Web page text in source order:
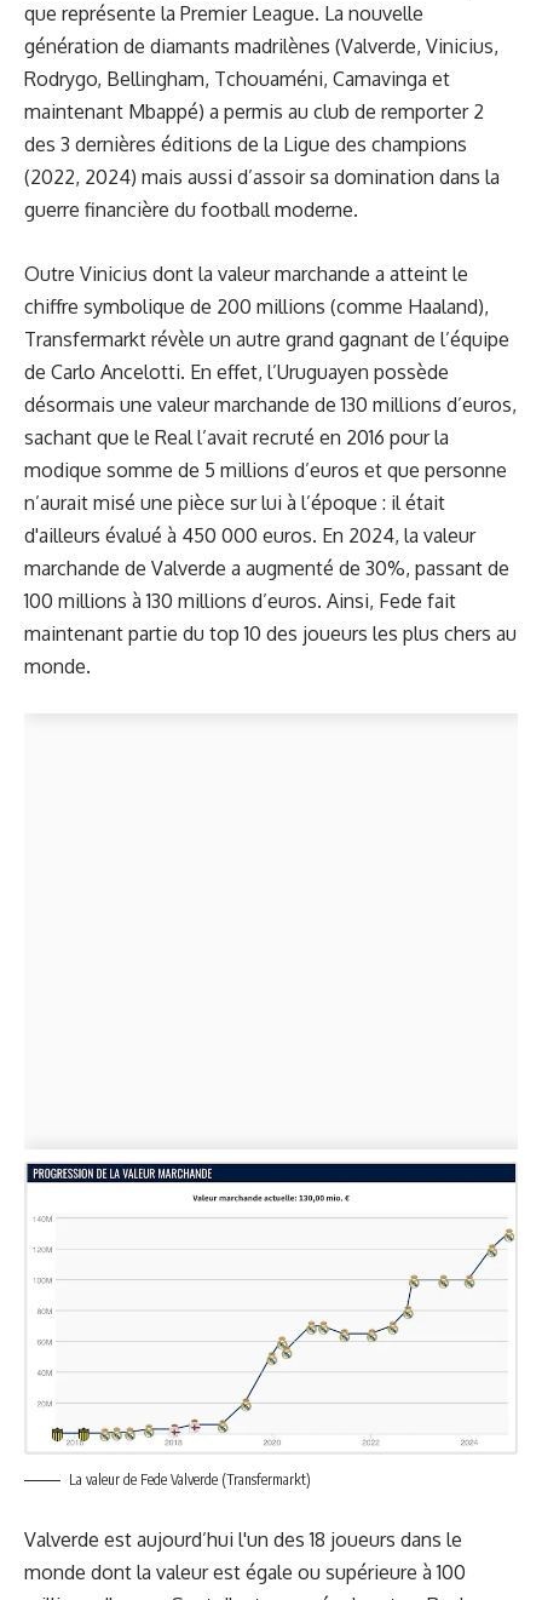
que représente la Premier League. La nouvelle
génération de diamants madrilènes (Valverde, Vinicius,
Rodrygo, Bellingham, Tchouaméni, Camavinga et
maintenant Mbappé) a permis au club de remporter 2
des 3 dernières éditions de la Ligue des champions
(2022, 2024) mais aussi d’assoir sa domination dans la
guerre financière du football moderne.
Outre Vinicius dont la valeur marchande a atteint le
chiffre symbolique de 200 millions (comme Haaland),
Transfermarkt révèle un autre grand gagnant de l’équipe
de Carlo Ancelotti. En effet, l’Uruguayen possède
désormais une valeur marchande de 130 millions d’euros,
sachant que le Real l’avait recruté en 2016 pour la
modique somme de 5 millions d’euros et que personne
n’aurait misé une pièce sur lui à l’époque : il était
d'ailleurs évalué à 450 000 euros. En 2024, la valeur
marchande de Valverde a augmenté de 30%, passant de
100 millions à 130 millions d’euros. Ainsi, Fede fait
maintenant partie du top 10 des joueurs les plus chers au
monde.
La valeur de Fede Valverde (Transfermarkt)
Valverde est aujourd’hui l'un des 18 joueurs dans le
monde dont la valeur est égale ou supérieure à 100